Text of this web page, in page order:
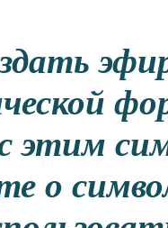
этим
о